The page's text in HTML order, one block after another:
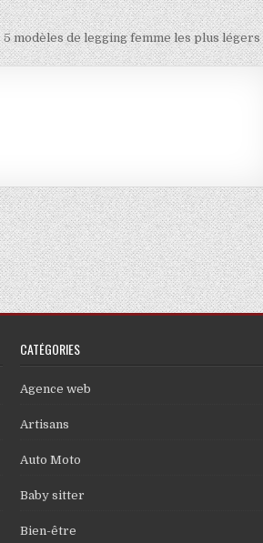
5 modèles de legging femme les plus
CATÉGORIES
Agence web
Artisans
Auto Moto
Baby sitter
Bien-être